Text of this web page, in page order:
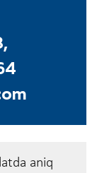
aniq